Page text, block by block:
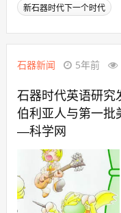
新石器时代下一个时代
石器新闻 5年前
石器时代英语研究
伯利亚人与第一
—科学网